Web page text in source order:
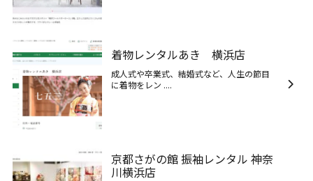
着物レンタルあき 横浜店
成人式や卒業式、結婚式など、人生の節目
に着物をレン ....
京都さがの館 振袖レンタル 神奈
川横浜店